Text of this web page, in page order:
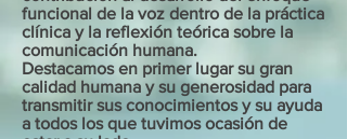
funcional de la voz dentro de la práctica
clínica y la reflexión teórica sobre la
comunicación humana.
Destacamos en primer lugar su gran
calidad humana y su generosidad para
transmitir sus conocimientos y su ayuda
a todos los que tuvimos ocasión de